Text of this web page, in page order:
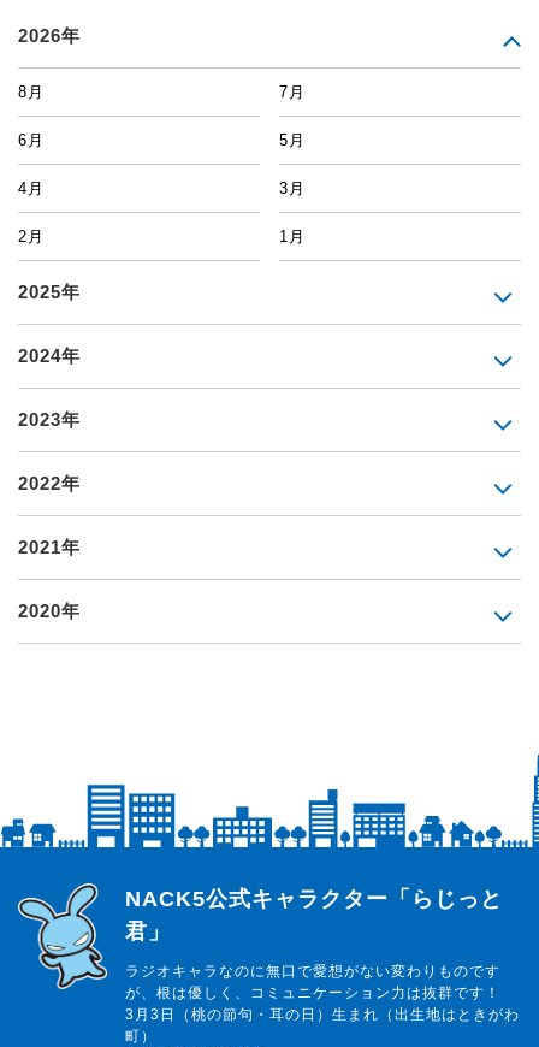
2026年
8月 7月
6月 5月
4月 3月
2月 1月
2025年
2024年
2023年
2022年
2021年
2020年
らじっと君
NACK5公式キャラクター「らじっと
君」
ラジオキャラなのに無口で愛想がない変わりものです
が、根は優しく、コミュニケーション力は抜群です！
3月3日（桃の節句・耳の日）生まれ（出生地はときがわ
町）